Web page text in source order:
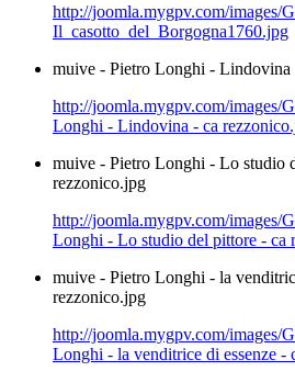
http://joomla.mygpv.com/images/
Il_casotto_del_Borgogna1760.jpg
muive - Pietro Longhi - Lindovina
http://joomla.mygpv.com/images/
Longhi - Lindovina - ca
muive - Pietro Longhi - Lo studio
rezzonico.jpg
http://joomla.mygpv.com/images/
Longhi - Lo studio del pittore - ca
muive - Pietro Longhi - la
rezzonico.jpg
http://joomla.mygpv.com/images/
Longhi - la venditrice di essenze -